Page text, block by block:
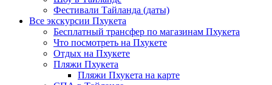
Фестивали Тайланда (даты)
Все экскурсии Пхукета
Бесплатный трансфер по магазинам Пхукета
Что посмотреть на Пхукете
Отдых на Пхукете
Пляжи Пхукета
Пляжи Пхукета на карте